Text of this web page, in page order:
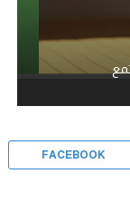
FACEBOOK